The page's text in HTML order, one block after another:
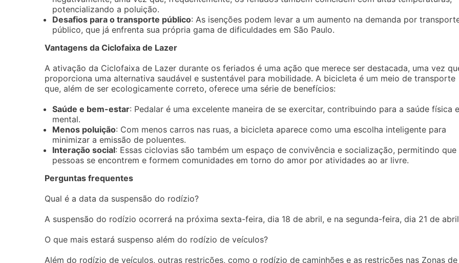
potencializando a poluição.
Desafios para o transporte público: As isenções podem levar a um aumento na demanda por
público, que já enfrenta sua própria gama de dificuldades em São Paulo.
Vantagens da Ciclofaixa de Lazer
A ativação da Ciclofaixa de Lazer durante os feriados é uma ação que merece ser destacada, uma vez
proporciona uma alternativa saudável e sustentável para mobilidade. A bicicleta é um meio de transporte
que, além de ser ecologicamente correto, oferece uma série de benefícios:
Saúde e bem-estar: Pedalar é uma excelente maneira de se exercitar, contribuindo para a saúde física e
mental.
Menos poluição: Com menos carros nas ruas, a bicicleta aparece como uma escolha inteligente para
minimizar a emissão de poluentes.
Interação social: Essas ciclovias são também um espaço de convivência e socialização, permitindo que
pessoas se encontrem e formem comunidades em torno do amor por atividades ao ar livre.
Perguntas frequentes
Qual é a data da suspensão do rodízio?
A suspensão do rodízio ocorrerá na próxima sexta-feira, dia 18 de abril, e na segunda-feira, dia 21 de
O que mais estará suspenso além do rodízio de veículos?
Além do rodízio de veículos, outras restrições, como o rodízio de caminhões e as restrições nas Zonas de